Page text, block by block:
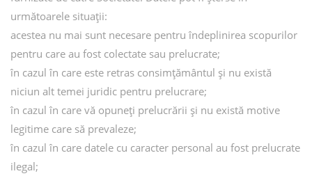
următoarele situații:
acestea nu mai sunt necesare pentru îndeplinirea scopurilor
pentru care au fost colectate sau prelucrate;
în cazul în care este retras consimțământul și nu există
niciun alt temei juridic pentru prelucrare;
în cazul în care vă opuneți prelucrării și nu există motive
legitime care să prevaleze;
în cazul în care datele cu caracter personal au fost prelucrate
ilegal;